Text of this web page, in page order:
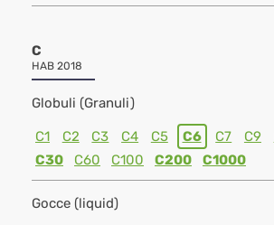
C
HAB 2018
Globuli (Granuli)
C1 C2 C3 C4 C5 C6 C7 C9
C30
C60 C100 C200 C1000
Gocce (liquid)